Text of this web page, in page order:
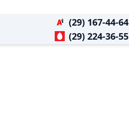
(29) 167-44-64
(29) 224-36-55